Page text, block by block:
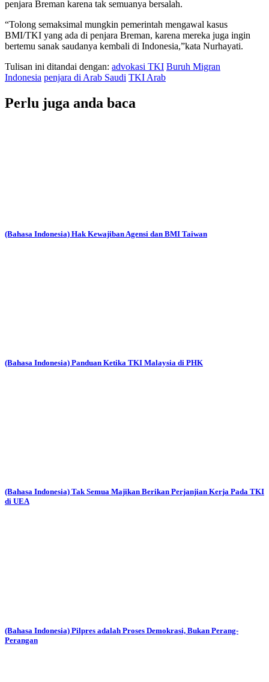
penjara Breman karena tak semuanya bersalah.
“Tolong semaksimal mungkin pemerintah mengawal kasus
BMI/TKI yang ada di penjara Breman, karena mereka juga ingin
bertemu sanak saudanya kembali di Indonesia,”kata Nurhayati.
Tulisan ini ditandai dengan: advokasi TKI Buruh Migran
Indonesia penjara di Arab Saudi TKI Arab
Perlu juga anda baca
(Bahasa Indonesia) Hak Kewajiban Agensi dan BMI Taiwan
(Bahasa Indonesia) Panduan Ketika TKI Malaysia di PHK
(Bahasa Indonesia) Tak Semua Majikan Berikan Perjanjian Kerja Pada TKI
di UEA
(Bahasa Indonesia) Pilpres adalah Proses Demokrasi, Bukan Perang-
Perangan